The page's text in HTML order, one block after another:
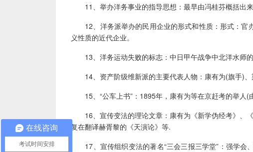
11、举办洋务事业的指导思想：最早由冯桂芬概括出来
12、洋务派举办的民用企业的形式和性质：形式：官
义性质的近代企业。
13、洋务运动失败的标志：中日甲午战争中北洋水师的
14、资产阶级维新派的主要代表人物：康有为(旗手)、
15、“公车上书”：1895年，康有为等在京赶考的举人(
16、宣传变法的理论文章：康有为《新学伪经考》、
复在翻译赫胥黎的《天演论》等.
17、宣传组织变法的著名“三会三报三学堂”：强学会
在线咨询
考试时间安排